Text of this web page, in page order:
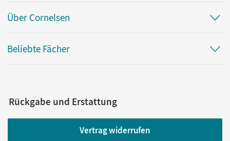
Über Cornelsen
Beliebte Fächer
Rückgabe und Erstattung
Vertrag widerrufen